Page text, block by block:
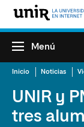
Menú
Inicio Noticias
UNIR y
tres